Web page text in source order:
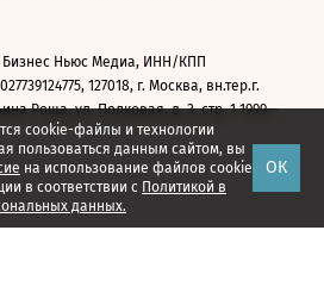
cookie-файлы и технологии
пользоваться данным сайтом, вы
на использование файлов cookie
в соответствии с Политикой в
данных.
ОК
Ньюс Медиа, ИНН/КПП
127018, г. Москва, вн.тер.г.
Роща, ул. Полковая, д. 3, стр. 1 1999—